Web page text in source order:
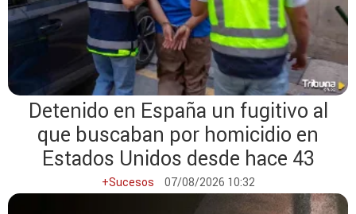
Detenido en España un fugitivo al
que buscaban por homicidio en
Estados Unidos desde hace 43
+Sucesos 07/08/2026 10:32